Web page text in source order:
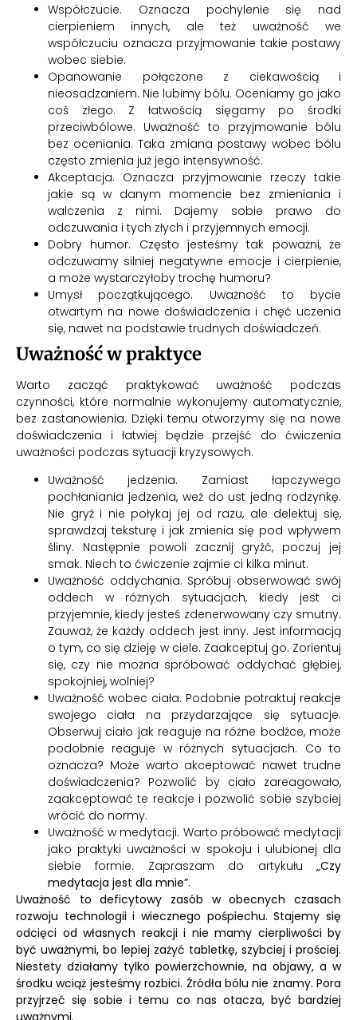
Współczucie. Oznacza pochylenie się nad
cierpieniem innych, ale też uważność we
współczuciu oznacza przyjmowanie takie postawy
wobec siebie.
Opanowanie połączone z ciekawością i
nieosadzaniem. Nie lubimy bólu. Oceniamy go jako
coś złego. Z łatwością sięgamy po środki
przeciwbólowe. Uważność to przyjmowanie bólu
bez oceniania. Taka zmiana postawy wobec bólu
często zmienia już jego intensywność.
Akceptacja. Oznacza przyjmowanie rzeczy takie
jakie są w danym momencie bez zmieniania i
walczenia z nimi. Dajemy sobie prawo do
odczuwania i tych złych i przyjemnych emocji.
Dobry humor. Często jesteśmy tak poważni, że
odczuwamy silniej negatywne emocje i cierpienie,
a może wystarczyłoby trochę humoru?
Umysł początkującego. Uważność to bycie
otwartym na nowe doświadczenia i chęć uczenia
się, nawet na podstawie trudnych doświadczeń.
Uważność w praktyce
Warto zacząć praktykować uważność podczas
czynności, które normalnie wykonujemy automatycznie,
bez zastanowienia. Dzięki temu otworzymy się na nowe
doświadczenia i łatwiej będzie przejść do ćwiczenia
uważności podczas sytuacji kryzysowych.
Uważność jedzenia. Zamiast łapczywego
pochłaniania jedzenia, weź do ust jedną rodzynkę.
Nie gryź i nie połykaj jej od razu, ale delektuj się,
sprawdzaj teksturę i jak zmienia się pod wpływem
śliny. Następnie powoli zacznij gryźć, poczuj jej
smak. Niech to ćwiczenie zajmie ci kilka minut.
Uważność oddychania. Spróbuj obserwować swój
oddech w różnych sytuacjach, kiedy jest ci
przyjemnie, kiedy jesteś zdenerwowany czy smutny.
Zauważ, że każdy oddech jest inny. Jest informacją
o tym, co się dzieję w ciele. Zaakceptuj go. Zorientuj
się, czy nie można spróbować oddychać głębiej,
spokojniej, wolniej?
Uważność wobec ciała. Podobnie potraktuj reakcje
swojego ciała na przydarzające się sytuacje.
Obserwuj ciało jak reaguje na różne bodźce, może
podobnie reaguje w różnych sytuacjach. Co to
oznacza? Może warto akceptować nawet trudne
doświadczenia? Pozwolić by ciało zareagowało,
zaakceptować te reakcje i pozwolić sobie szybciej
wrócić do normy.
Uważność w medytacji. Warto próbować medytacji
jako praktyki uważności w spokoju i ulubionej dla
siebie formie. Zapraszam do artykułu „Czy
medytacja jest dla mnie”.
Uważność to deficytowy zasób w obecnych czasach
rozwoju technologii i wiecznego pośpiechu. Stajemy się
odcięci od własnych reakcji i nie mamy cierpliwości by
być uważnymi, bo lepiej zażyć tabletkę, szybciej i prościej.
Niestety działamy tylko powierzchownie, na objawy, a w
środku wciąż jesteśmy rozbici. Źródła bólu nie znamy. Pora
przyjrzeć się sobie i temu co nas otacza, być bardziej